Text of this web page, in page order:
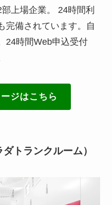
上場企業。 24時間利
完備されています。自
24時間Web申込受付
ジはこちら
トランクルーム）